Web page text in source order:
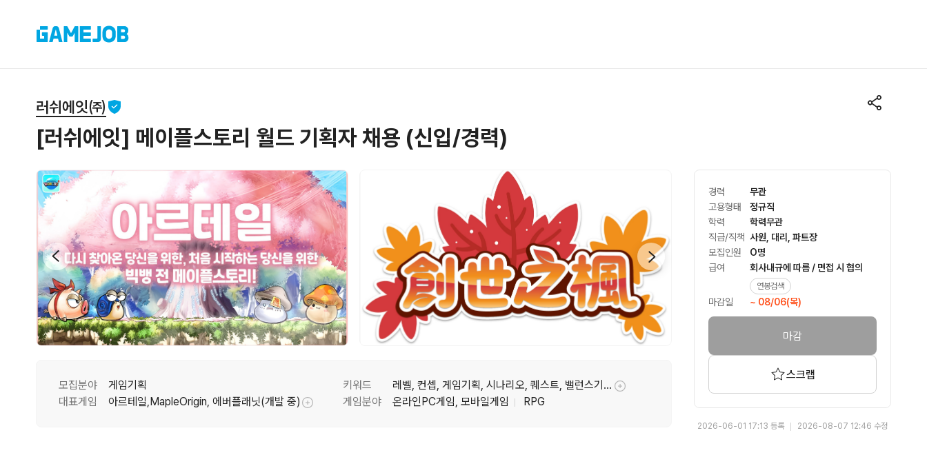
러쉬에잇㈜
[러쉬에잇] 메이플스토리 월드 기획자 채용 (신입/경력)
모집분야 게임기획 키워드 레벨, 컨셉, 게임기획, 시나리오, 퀘스트, 밸런스기획, 레벨기획, 시스템기획, 컨텐츠
대표게임 아르테일,MapleOrigin, 에버플래닛(개발 중) 게임분야 온라인PC게임, 모바일게임 RPG
경력
무관
고용형태
정규직
학력
학력무관
직급/직책 사원, 대리, 파트장
모집인원
O명
급여
회사내규에 따름 / 면접 시 협의
연봉검색
마감일 ~ 08/06(목)
마감
스크랩
2026-06-01 17:13 등록 2026-08-07 12:46 수정